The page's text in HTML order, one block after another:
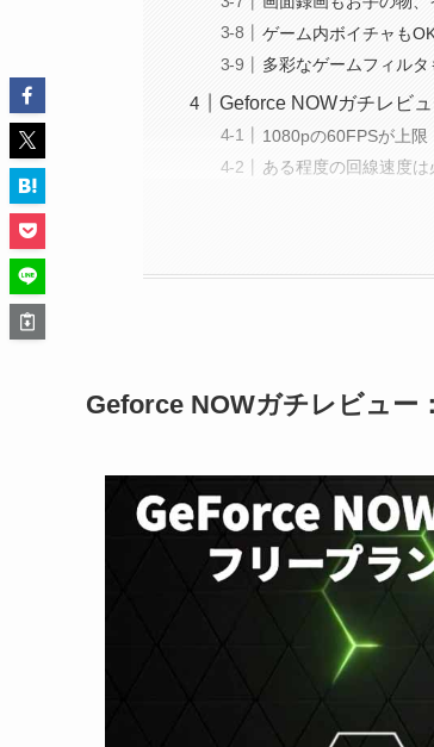
ゲーム内ボイチャも
多彩なゲームフィルタ
Geforce NOWガチレビ
1080pの60FPSが上限
ある程度の回線速度は
Geforce NOWガチレビュー